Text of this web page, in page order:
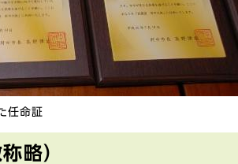
任命証
略）